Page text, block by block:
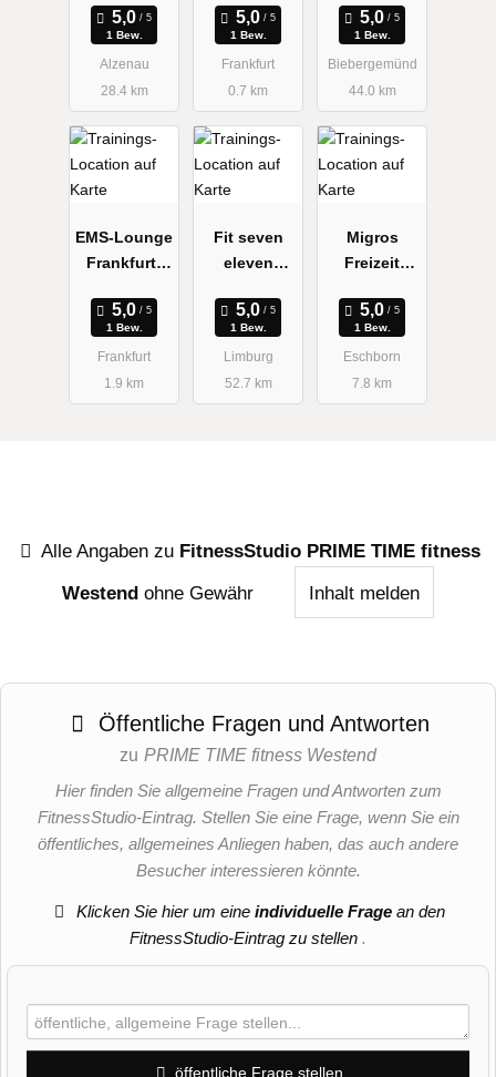
Roland
1 Bew.
Alzenau
28.4 km
1 Bew.
Frankfurt
0.7 km
1 Bew.
Biebergemünd
44.0 km
EMS-Lounge
Frankfurt-
l
1 Bew.
Frankfurt
1.9 km
Fit seven
eleven
GmbH & Co.
KG
1 Bew.
Limburg
52.7 km
Migros
Freizeit
GmbH
1 Bew.
Eschborn
7.8 km
Alle Angaben zu FitnessStudio PRIME TIME fitness
Westend ohne Gewähr Inhalt melden
Öffentliche Fragen und Antworten
zu PRIME TIME fitness Westend
Hier finden Sie allgemeine Fragen und Antworten zum
FitnessStudio-Eintrag. Stellen Sie eine Frage, wenn Sie ein
öffentliches, allgemeines Anliegen haben, das auch andere
Besucher interessieren könnte.
Klicken Sie hier um eineindividuelle Frage an den
FitnessStudio-Eintrag zu stellen .
öffentliche Frage stellen